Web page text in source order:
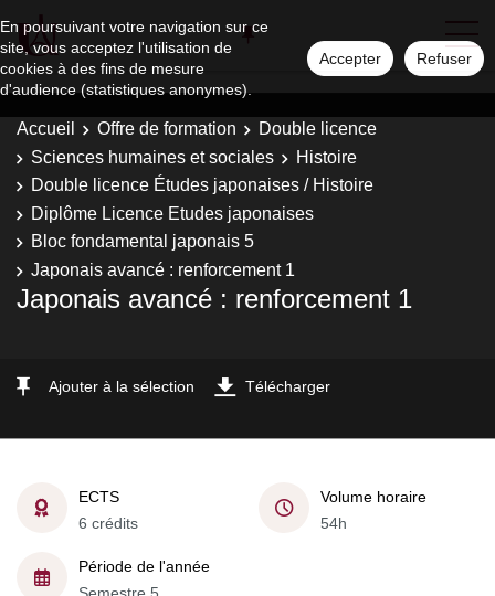
En poursuivant votre navigation sur ce
site, vous acceptez l'utilisation de
cookies à des fins de mesure
d'audience (statistiques anonymes).
Accepter Refuser
Accueil Offre de formation
Double licence
Sciences humaines et sociales
Histoire
Double licence Études japonaises / Histoire
Diplôme Licence Etudes japonaises
Bloc fondamental japonais 5
Japonais avancé : renforcement 1
Japonais avancé : renforcement 1
Ajouter à la sélection Télécharger
ECTS
6 crédits
Volume horaire
54h
Période de l'année
Semestre 5